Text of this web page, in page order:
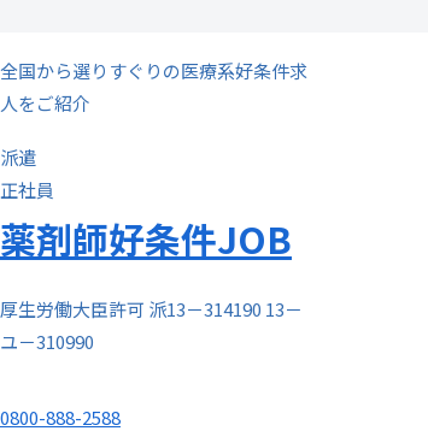
全国から選りすぐりの医療系好条件求
人をご紹介
派遣
正社員
薬剤師好条件JOB
厚生労働大臣許可 派13－314190 13－
ユ－310990
0800-888-2588